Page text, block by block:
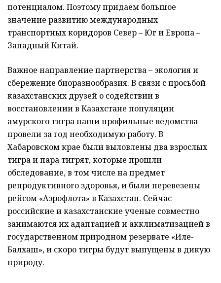
потенциалом. Поэтому придаем большое
значение развитию международных
транспортных коридоров Север – Юг и Европа –
Западный Китай.
Важное направление парт­нерства – экология и
сбережение биоразнообразия. В связи с просьбой
казахстанских друзей о содействии в
восстановлении в Казахстане популяции
амурского тигра наши профильные ведомства
провели за год необходимую работу. В
Хабаровском крае были выловлены два взрослых
тигра и пара тигрят, которые прошли
обследование, в том числе на предмет
репродуктивного здоровья, и были перевезены
рейсом «Аэрофлота» в Казахстан. Сейчас
российские и казахстанские ученые совместно
занимаются их адаптацией и акклиматизацией в
государственном природном резервате «Иле-
Балхаш», и скоро тигры будут выпущены в дикую
природу.